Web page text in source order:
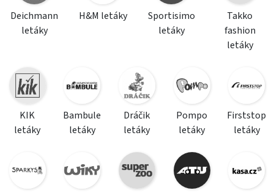
Deichmann
letáky
H&M letáky
Sportisimo
letáky
Takko
fashion
letáky
KIK
letáky
Bambule
letáky
Dráčik
letáky
Pompo
letáky
Firststop
letáky